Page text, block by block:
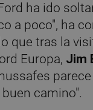
ha ido
a poco", ha
que tras la
Europa, Jim
camino".